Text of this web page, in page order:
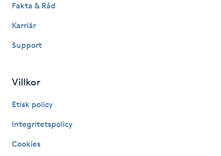
Hollywood Peel
Hot yoga
Hudföryngring
Fakta & Råd
Karriär
Support
Villkor
Etisk policy
Integritetspolicy
Cookies